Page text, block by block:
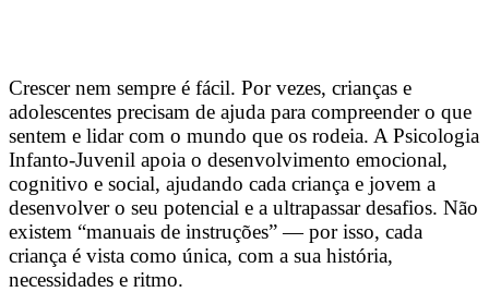
Crescer nem sempre é fácil. Por vezes, crianças e
adolescentes precisam de ajuda para compreender o que
sentem e lidar com o mundo que os rodeia. A Psicologia
Infanto-Juvenil apoia o desenvolvimento emocional,
cognitivo e social, ajudando cada criança e jovem a
desenvolver o seu potencial e a ultrapassar desafios. Não
existem “manuais de instruções” — por isso, cada
criança é vista como única, com a sua história,
necessidades e ritmo.